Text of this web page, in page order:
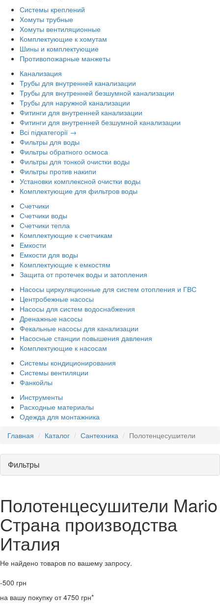
Системы креплений
Хомуты трубные
Хомуты вентиляционные
Комплектующие к хомутам
Шины и комплектующие
Противопожарные манжеты
Канализация
Трубы для внутренней канализации
Трубы для внутренней безшумной канализации
Трубы для наружной канализации
Фитинги для внутренней канализации
Фитинги для внутренней безшумной канализации
Всі підкатегорії →
Фильтры для воды
Фильтры обратного осмоса
Фильтры для тонкой очистки воды
Фильтры против накипи
Установки комплексной очистки воды
Комплектующие для фильтров воды
Счетчики
Счетчики воды
Счетчики тепла
Комплектующие к счетчикам
Емкости
Емкости для воды
Комплектующие к емкостям
Защита от протечек воды и затопления
Насосы циркуляционные для систем отопления и ГВС
Центробежные насосы
Насосы для систем водоснабжения
Дренажные насосы
Фекальные насосы для канализации
Насосные станции повышения давления
Комплектующие к насосам
Системы кондиционирования
Системы вентиляции
Фанкойлы
Инструменты
Расходные материалы
Одежда для монтажника
Главная
Каталог Сантехника Полотенцесушители
Фильтры
Полотенцесушители Mario
Страна производства
Италия
Не найдено товаров по вашему запросу.
-500 грн
на вашу покупку от 4750 грн*